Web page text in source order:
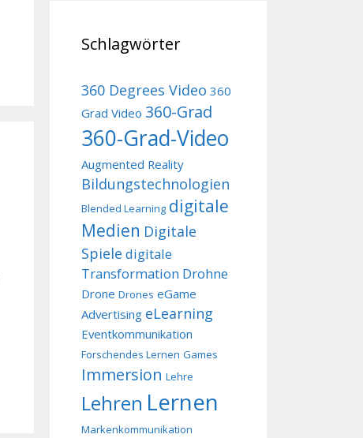
Schlagwörter
360 Degrees Video 360
Grad Video 360-Grad
360-Grad-Video
Augmented Reality
Bildungstechnologien
Blended Learning digitale
Medien Digitale
Spiele digitale
Transformation Drohne
Drone Drones eGame
Advertising eLearning
Eventkommunikation
Forschendes Lernen Games
Immersion Lehre
Lehren Lernen
Markenkommunikation